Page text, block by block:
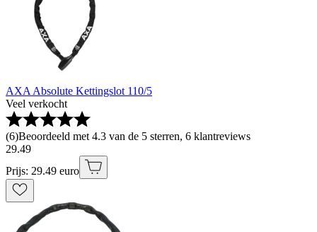
AXA Absolute Kettingslot 110/5
Veel verkocht
(6)Beoordeeld met 4.3 van de 5 sterren, 6 klantreviews
29.49
Prijs: 29.49 euro